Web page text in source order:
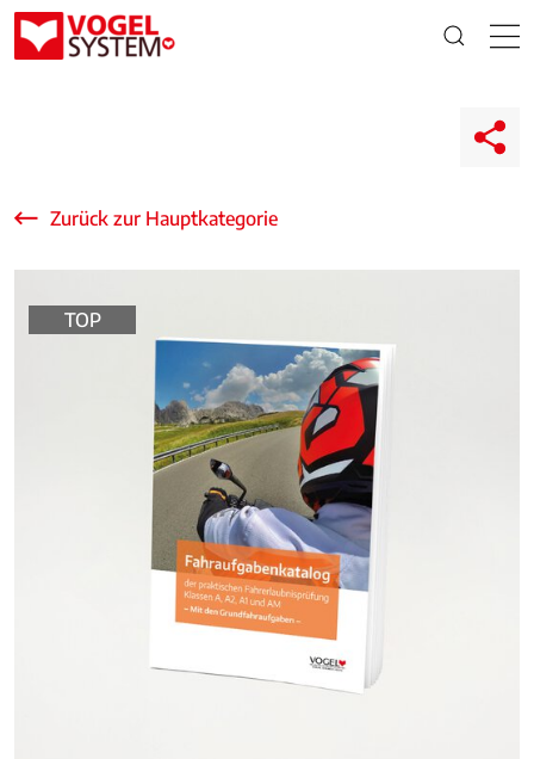
Zurück zur Hauptkategorie
TOP